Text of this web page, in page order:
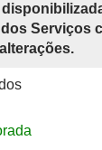
Serviços